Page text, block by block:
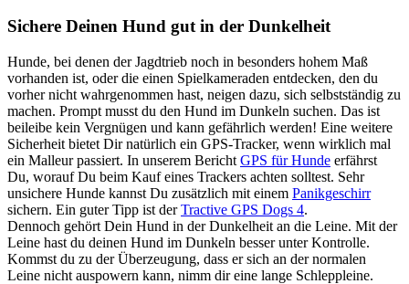
Sichere Deinen Hund gut in der Dunkelheit
Hunde, bei denen der Jagdtrieb noch in besonders hohem Maß
vorhanden ist, oder die einen Spielkameraden entdecken, den du
vorher nicht wahrgenommen hast, neigen dazu, sich selbstständig zu
machen. Prompt musst du den Hund im Dunkeln suchen. Das ist
beileibe kein Vergnügen und kann gefährlich werden! Eine weitere
Sicherheit bietet Dir natürlich ein GPS-Tracker, wenn wirklich mal
ein Malleur passiert. In unserem Bericht GPS für Hunde erfährst
Du, worauf Du beim Kauf eines Trackers achten solltest. Sehr
unsichere Hunde kannst Du zusätzlich mit einem Panikgeschirr
sichern. Ein guter Tipp ist derTractive GPS Dogs 4.
Dennoch gehört Dein Hund in der Dunkelheit an die Leine. Mit der
Leine hast du deinen Hund im Dunkeln besser unter Kontrolle.
Kommst du zu der Überzeugung, dass er sich an der normalen
Leine nicht auspowern kann, nimm dir eine lange Schleppleine.